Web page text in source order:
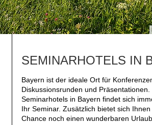
SEMINARHOTELS IN
Bayern ist der ideale Ort für
Diskussionsrunden und
Seminarhotels in Bayern findet sich
Ihr Seminar. Zusätzlich bietet sich
Chance noch einen wunderbaren